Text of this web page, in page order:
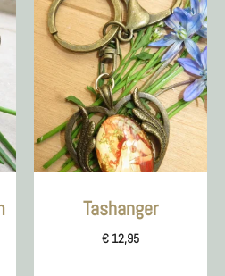
Tashanger
€ 12,95